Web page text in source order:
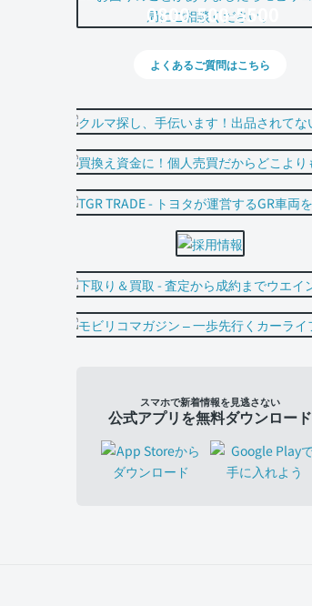
0800-500-5500
よくあるご質問はこちら
スマホで新着情報を見逃さない
公式アプリを無料ダウンロード